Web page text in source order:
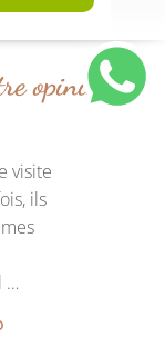
opinion
visite
ils
…